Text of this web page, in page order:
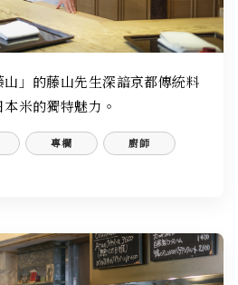
」的藤山先生深諳京都傳統料
米的獨特魅力。
專欄
廚師